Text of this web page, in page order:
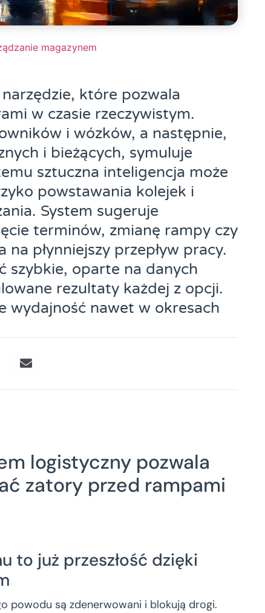
magazynem
które pozwala
w czasie rzeczywistym.
i wózków, a następnie,
i bieżących, symuluje
sztuczna inteligencja może
powstawania kolejek i
System sugeruje
terminów, zmianę rampy czy
płynniejszy przepływ pracy.
szybkie, oparte na danych
rezultaty każdej z opcji.
wydajność nawet w okresach
logistyczny pozwala
zatory przed rampami
to już przeszłość dzięki
powodu są zdenerwowani i blokują drogi.